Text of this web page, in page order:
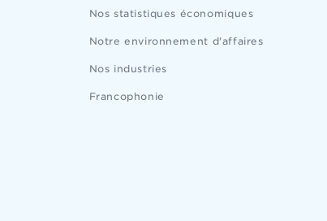
Nos statistiques économiques
Notre environnement d'affaires
Nos industries
Francophonie